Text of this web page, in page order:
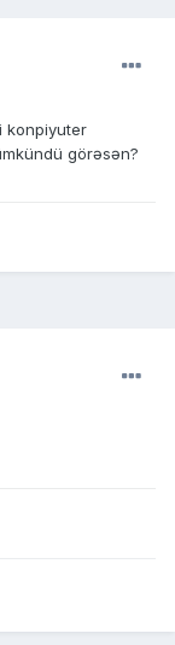
konpiyuter
görəsən?